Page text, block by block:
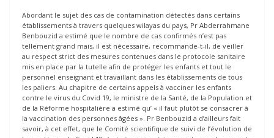
Abordant le sujet des cas de contamination détectés dans certains
établissements à travers quelques wilayas du pays, Pr Abderrahmane
Benbouzid a estimé que le nombre de cas confirmés n’est pas
tellement grand mais, il est nécessaire, recommande-t-il, de veiller
au respect strict des mesures contenues dans le protocole sanitaire
mis en place par la tutelle afin de protéger les enfants et tout le
personnel enseignant et travaillant dans les établissements de tous
les paliers. Au chapitre de certains appels à vacciner les enfants
contre le virus du Covid 19, le ministre de la Santé, de la Population et
de la Réforme hospitalière a estimé qu’ « il faut plutôt se consacrer à
la vaccination des personnes âgées ». Pr Benbouzid a d’ailleurs fait
savoir, à cet effet, que le Comité scientifique de suivi de l’évolution de